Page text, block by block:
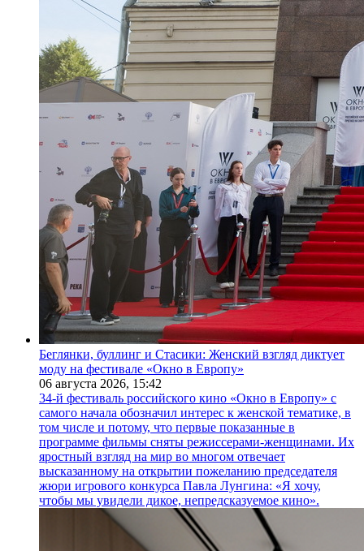
Беглянки, буллинг и Стасики: Женский взгляд диктует
моду на фестивале «Окно в Европу»
06 августа 2026, 15:42
34-й фестиваль российского кино «Окно в Европу» с
самого начала обозначил интерес к женской тематике, в
том числе и потому, что первые показанные в
программе фильмы сняты режиссерами-женщинами. Их
яростный взгляд на мир во многом отвечает
высказанному на открытии пожеланию председателя
жюри игрового конкурса Павла Лунгина: «Я хочу,
чтобы мы увидели дикое, непредсказуемое кино».